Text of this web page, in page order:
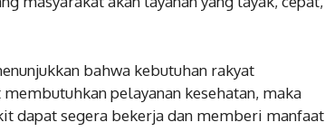
bahwa kebutuhan rakyat
pelayanan kesehatan, maka
dapat segera bekerja dan memberi manfaat